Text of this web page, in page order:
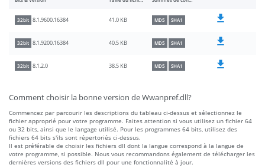
32bit 8.1.9600.16384 41.0 KB MD5 SHA1
32bit 8.1.9200.16384 40.5 KB MD5 SHA1
32bit 8.1.2.0 38.5 KB MD5 SHA1
Comment choisir la bonne version de Wwanpref.dll?
Commencez par parcourir les descriptions du tableau ci-dessus et sélectionnez le
fichier approprié pour votre programme. Faites attention si vous utilisez un fichier 64
ou 32 bits, ainsi que le langage utilisé. Pour les programmes 64 bits, utilisez des
fichiers 64 bits s'ils sont répertoriés ci-dessus.
Il est préférable de choisir les fichiers dll dont la langue correspond à la langue de
votre programme, si possible. Nous vous recommandons également de télécharger les
dernières versions des fichiers dll pour une fonctionnalité à jour.